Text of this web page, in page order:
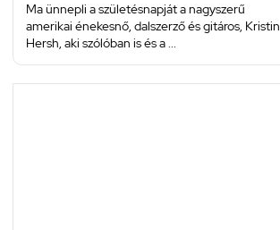
Ma ünnepli a születésnapját a nagyszerű
amerikai énekesnő, dalszerző és gitáros, Kristin
Hersh, aki szólóban is és a ...